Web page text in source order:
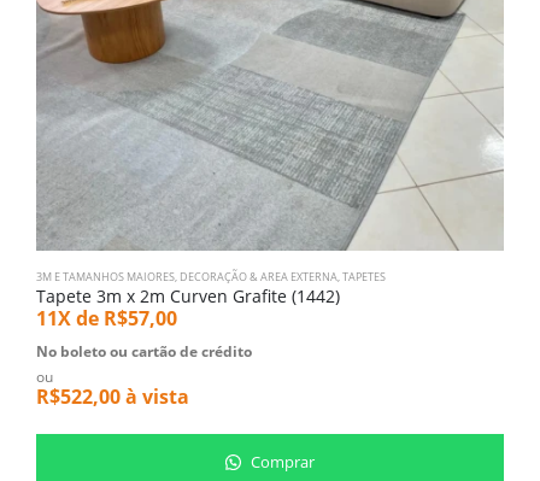
3M E TAMANHOS MAIORES, DECORAÇÃO & AREA EXTERNA,TAPETES
Tapete 3m x 2m Curven Grafite (1442)
11X de R$57,00
No boleto ou cartão de crédito
ou
R$522,00à vista
Comprar